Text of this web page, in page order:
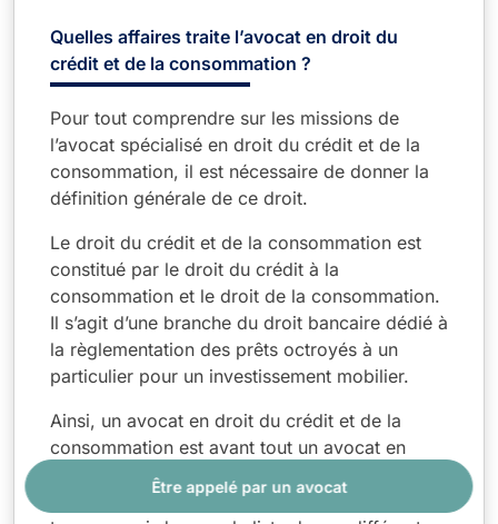
Être appelé par un avocat
Quelles affaires traite l’avocat en droit du
crédit et de la consommation ?
Pour tout comprendre sur les missions de
l’avocat spécialisé en droit du crédit et de la
consommation, il est nécessaire de donner la
définition générale de ce droit.
Le droit du crédit et de la consommation est
constitué par le droit du crédit à la
consommation et le droit de la consommation.
Il s’agit d’une branche du droit bancaire dédié à
la règlementation des prêts octroyés à un
particulier pour un investissement mobilier.
Ainsi, un avocat en droit du crédit et de la
consommation est avant tout un avocat en
droit bancaire
domaine du crédit à la consommation. Vous